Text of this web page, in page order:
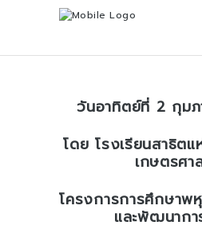
วันอาทิตย์ที่ 2 กุม
โดย โรงเรียนสาธิต
เกษตรศา
โครงการการศึกษาพ
และพัฒนากา